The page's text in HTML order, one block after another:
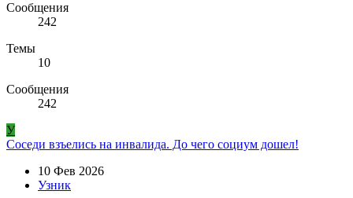
Сообщения
242
Темы
10
Сообщения
242
У
Соседи взъелись на инвалида. До чего социум дошел!
10 Фев 2026
Узник